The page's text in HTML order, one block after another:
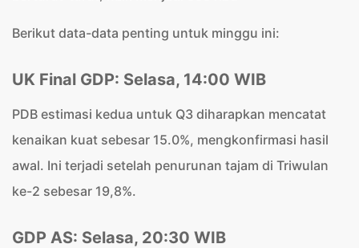
Berikut data-data penting untuk minggu ini:
UK Final GDP: Selasa, 14:00 WIB
PDB estimasi kedua untuk Q3 diharapkan mencatat
kenaikan kuat sebesar 15.0%, mengkonfirmasi hasil
awal. Ini terjadi setelah penurunan tajam di Triwulan
ke-2 sebesar 19,8%.
GDP AS: Selasa, 20:30 WIB